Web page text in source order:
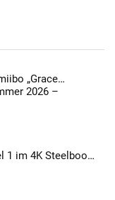
„Grace
2026 –
1 im 4K Steelbook